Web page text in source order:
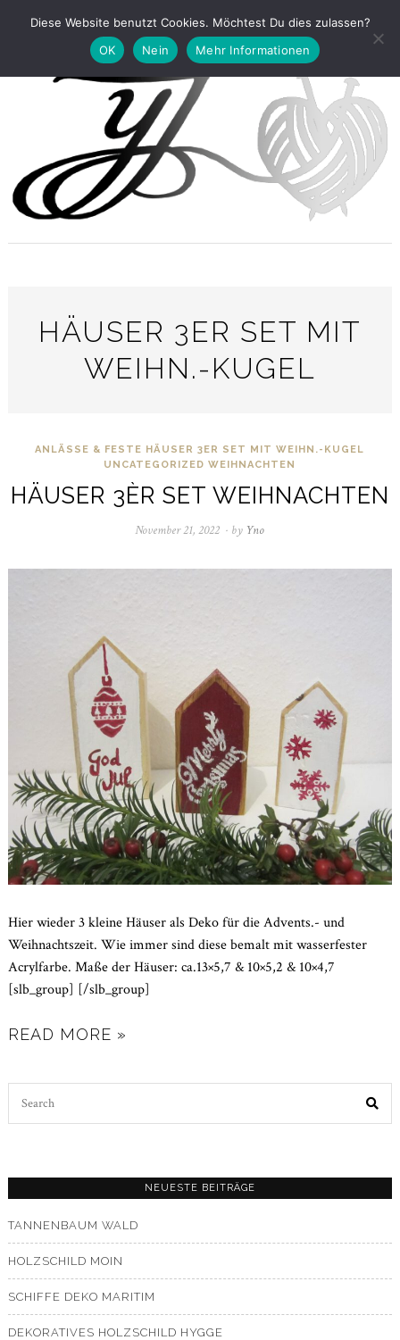
HÄUSER 3ER SET MIT
WEIHN.-KUGEL
ANLÄSSE & FESTE HÄUSER 3ER SET MIT WEIHN.-KUGEL
UNCATEGORIZED WEIHNACHTEN
HÄUSER 3ÈR SET WEIHNACHTEN
November 21, 2022 November
2022
by Yno
Hier wieder 3 kleine Häuser als Deko für die Advents.- und
Weihnachtszeit. Wie immer sind diese bemalt mit wasserfester
Acrylfarbe. Maße der Häuser: ca.13×5,7 & 10×5,2 & 10×4,7
[slb_group] [/slb_group]
READ MORE »
NEUESTE BEITRÄGE
TANNENBAUM WALD
HOLZSCHILD MOIN
SCHIFFE DEKO MARITIM
DEKORATIVES HOLZSCHILD HYGGE
Diese Website benutzt Cookies. Möchtest Du dies zulassen?
OK
Nein Mehr Informationen